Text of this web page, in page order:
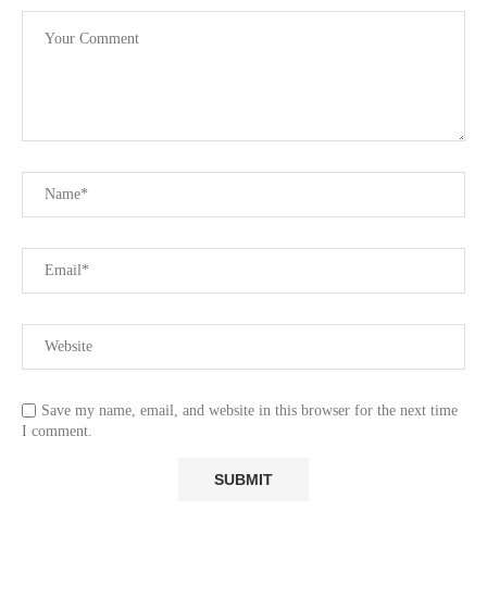
Save my name, email, and website in this browser for the next time
I comment.